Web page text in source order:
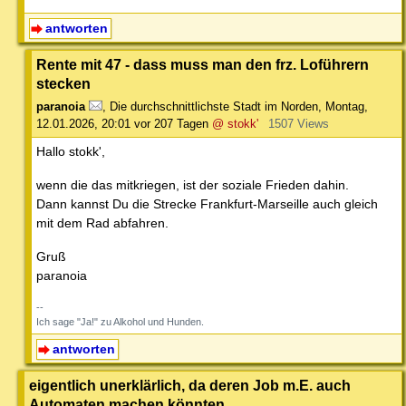
antworten
Rente mit 47 - dass muss man den frz. Loführern
stecken
paranoia Die durchschnittlichste Stadt im Norden
Montag,
12.01.2026, 20:01 vor 207 Tagen @ stokk' 1507 Views
Hallo stokk',
wenn die das mitkriegen, ist der soziale Frieden dahin.
Dann kannst Du die Strecke Frankfurt-Marseille auch gleich
mit dem Rad abfahren.
Gruß
paranoia
--
Ich sage "Ja!" zu Alkohol und Hunden.
antworten
eigentlich unerklärlich, da deren Job m.E. auch